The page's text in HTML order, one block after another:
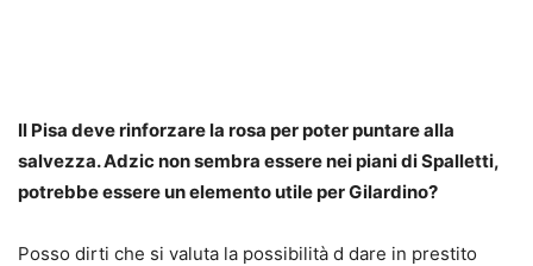
Il Pisa deve rinforzare la rosa per poter puntare alla
salvezza. Adzic non sembra essere nei piani di Spalletti,
potrebbe essere un elemento utile per Gilardino?
Posso dirti che si valuta la possibilità d dare in prestito